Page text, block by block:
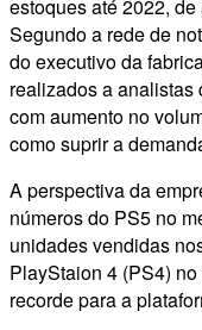
estoques até 2022,
Segundo a rede de
do executivo da
realizados a analistas
com aumento no
como suprir a
A perspectiva da
números do PS5 no
unidades vendidas
PlayStaion 4 (PS4)
recorde para a